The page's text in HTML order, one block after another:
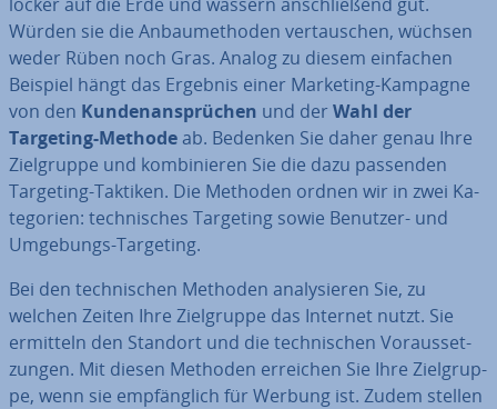
Würden sie die An­bau­me­tho­den ver­tau­schen, wüchsen
weder Rüben noch Gras. Analog zu diesem einfachen
Beispiel hängt das Ergebnis einer Marketing-Kampagne
von den Kun­den­an­sprü­chen und der Wahl der
Targeting-Methodeab. Bedenken Sie daher genau Ihre
Ziel­grup­pe und kom­bi­nie­ren Sie die dazu passenden
Targeting-Taktiken. Die Methoden ordnen wir in zwei Ka­
te­go­rien: tech­ni­sches Targeting sowie Benutzer- und
Umgebungs-Targeting.
Bei den tech­ni­schen Methoden ana­ly­sie­ren Sie, zu
welchen Zeiten Ihre Ziel­grup­pe das Internet nutzt. Sie
ermitteln den Standort und die tech­ni­schen Vor­aus­set­
zun­gen. Mit diesen Methoden erreichen Sie Ihre Ziel­grup­
pe, wenn sie emp­fäng­lich für Werbung ist. Zudem stellen